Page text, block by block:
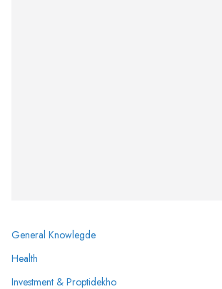
General Knowlegde
Health
Investment & Proptidekho